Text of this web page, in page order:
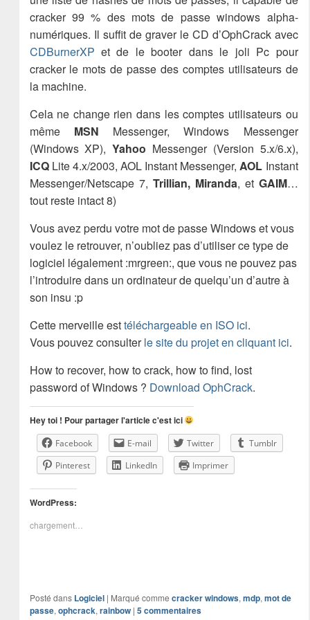
cracker 99 % des mots de passe windows alpha-
numériques. Il suffit de graver le CD d’OphCrack avec
CDBurnerXP et de le booter dans le joli Pc pour
cracker le mots de passe des comptes utilisateurs de
la machine.
Cela ne change rien dans les comptes utilisateurs ou
même MSN Messenger, Windows Messenger
(Windows XP),Yahoo Messenger (Version 5.x/6.x),
ICQLite 4.x/2003, AOL Instant Messenger,AOL Instant
Messenger/Netscape 7, Trillian, Miranda, et GAIM…
tout reste intact 8)
Vous avez perdu votre mot de passe Windows et vous
voulez le retrouver, n’oubliez pas d’utiliser ce type de
logiciel légalement :mrgreen:, que vous ne pouvez pas
l’introduire dans un ordinateur de quelqu’un d’autre à
son insu :p
Cette merveille esttéléchargeable en ISO ici.
Vous pouvez consulterle site du projet en cliquant ici.
How to recover, how to crack, how to find, lost
password of Windows ? Download OphCrack.
Hey toi ! Pour partager l'article c'est ici
Facebook E-mail Twitter
Tumblr
Pinterest
LinkedIn Imprimer
WordPress:
chargement…
Posté dans Logiciel | Marqué comme cracker windows, mdp, mot de
passe, ophcrack, rainbow | 5commentaires